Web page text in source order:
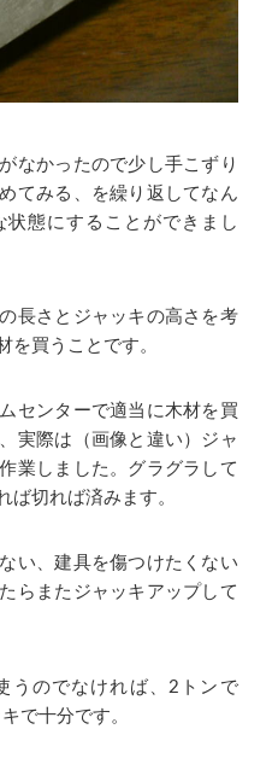
なかったので少し手こずり
てみる、を繰り返してなん
状態にすることができまし
長さとジャッキの高さを考
を買うことです。
センターで適当に木材を買
実際は（画像と違い）ジャ
業しました。グラグラして
ば切れば済みます。
い、建具を傷つけたくない
らまたジャッキアップして
うのでなければ、2トンで
で十分です。